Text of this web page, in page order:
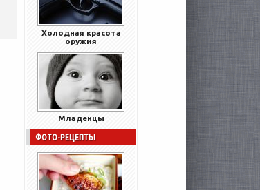
Холодная красота
оружия
Младенцы
ФОТО-РЕЦЕПТЫ